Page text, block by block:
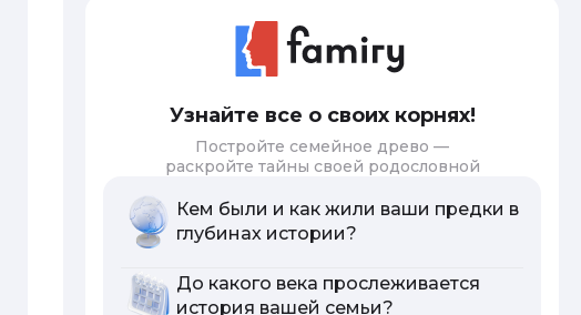
Узнайте все о своих корнях!
Постройте семейное древо —
раскройте тайны своей родословной
Кем были и как жили ваши предки в
глубинах истории?
До какого века прослеживается
история вашей семьи?